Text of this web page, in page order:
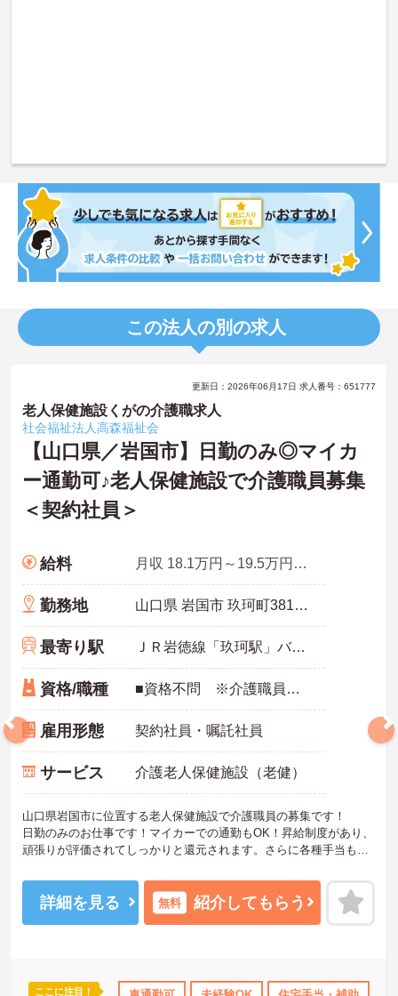
この法人の別の求人
更新日：2026年06月17日 求人番号：651777
老人保健施設くがの介護職求人
社会福祉法人高森福祉会
【山口県／岩国市】日勤のみ◎マイカ
ー通勤可♪老人保健施設で介護職員募集
＜契約社員＞
給料 月収 18.1万円～19.5万円程度 諸手当含む
勤務地 山口県 岩国市 玖珂町3813-6
最寄り駅 ＪＲ岩徳線「玖珂駅」バス・車7分
資格/職種 ■資格不問 ※介護職員初任者研修（ヘルパー2級）以上あれば尚可 ■経験不問
雇用形態 契約社員・嘱託社員
サービス 介護老人保健施設（老健）
山口県岩国市に位置する老人保健施設で介護職員の募集です！
日勤のみのお仕事です！マイカーでの通勤もOK！昇給制度があり、
頑張りが評価されてしっかりと還元されます。さらに各種手当もあ
安心してスタートできます。
こちらの求人にご興味がございましたら面接のポイントもお伝えし
ますので是非ご応募お待ちしております。
詳細を見る 無料 紹介してもらう
ここに注目！